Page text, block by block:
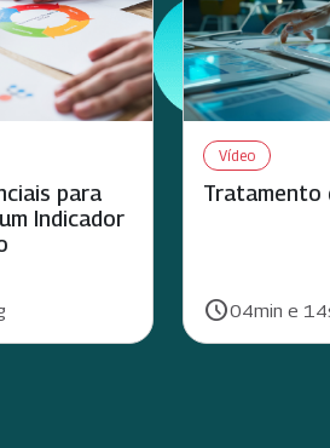
para
Indicador
Vídeo
Tratamento
Duração:
schedule04min e